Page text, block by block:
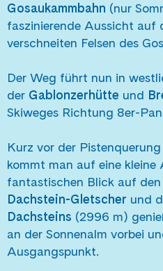
Gosaukammbahn (nur
faszinierende Aussicht auf
verschneiten Felsen des
Der Weg führt nun in
der Gablonzerhütte und
Skiweges Richtung 8er-
Kurz vor der
kommt man auf eine kleine
fantastischen Blick auf den
Dachstein-Gletscher und
Dachsteins (2996 m)
an der Sonnenalm vorbei
Ausgangspunkt.